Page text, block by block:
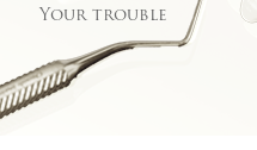
Your trouble